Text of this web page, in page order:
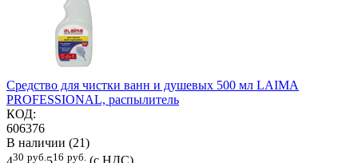
Средство для чистки ванн и душевых 500 мл LAIMA
PROFESSIONAL, распылитель
КОД:
606376
В наличии (21)
30 руб. 16 руб.